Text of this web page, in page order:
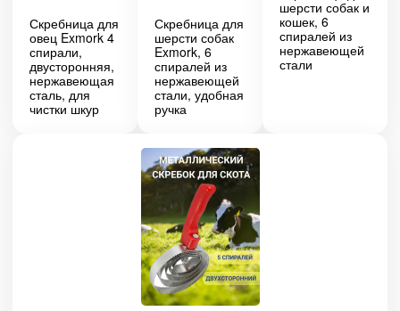
Скребница для
овец Exmork 4
спирали,
двусторонняя,
нержавеющая
сталь, для
чистки шкур
Скребница для
шерсти собак
Exmork, 6
спиралей из
нержавеющей
стали, удобная
ручка
шерсти собак и
кошек, 6
спиралей из
нержавеющей
стали